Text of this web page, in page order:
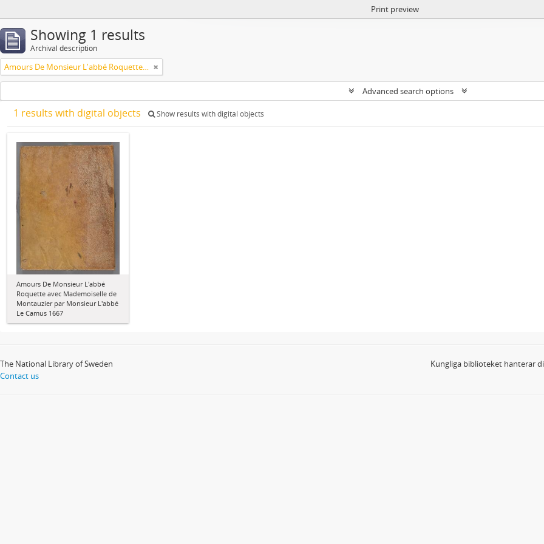
Print preview
Showing 1 results
Archival description
Amours De Monsieur L'abbé Roquette avec Mademoiselle de Montauzier par Monsieur L'abbé Le Camus 1667
Advanced search options
1 results with digital objects Show results with digital objects
Amours De Monsieur L'abbé
Roquette avec Mademoiselle de
Montauzier par Monsieur L'abbé
Le Camus 1667
The National Library of Sweden
Contact us
Kungliga biblioteket hanterar